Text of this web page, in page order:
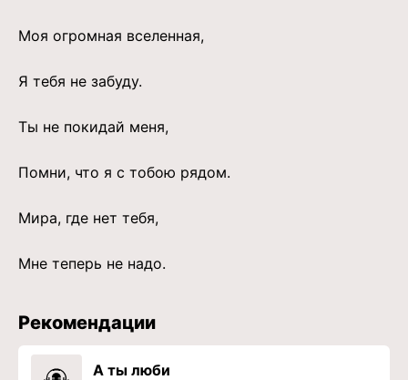
Моя огромная вселенная,
Я тебя не забуду.
Ты не покидай меня,
Помни, что я с тобою рядом.
Мира, где нет тебя,
Мне теперь не надо.
Рекомендации
А ты люби